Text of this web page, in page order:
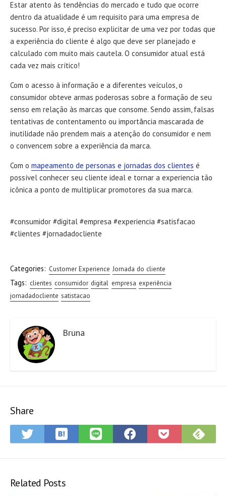
Estar atento às tendências do mercado e tudo que ocorre
dentro da atualidade é um requisito para uma empresa de
sucesso. Por isso, é preciso explicitar de uma vez por todas que
a experiência do cliente é algo que deve ser planejado e
calculado com muito mais cautela. O consumidor atual está
cada vez mais crítico!
Com o acesso à informação e a diferentes veículos, o
consumidor obteve armas poderosas sobre a formação de seu
senso em relação às marcas que consome. Sendo assim, falsas
tentativas de contentamento ou importância mascarada de
inutilidade não prendem mais a atenção do consumidor e nem
o convencem sobre a experiência da marca.
Com o mapeamento de personas e jornadas dos clientes é
possível conhecer seu cliente ideal e tornar a experiencia tão
icônica a ponto de multiplicar promotores da sua marca.
#consumidor #digital #empresa #experiencia #satisfacao
#clientes #jornadadocliente
Categories: Customer Experience Jornada do cliente
Tags: clientes consumidor digital empresa experiência
jornadadocliente satistacao
Bruna
Share
Share
on
Save
to
Share
on
Share
on
Save
to
on
Related Posts